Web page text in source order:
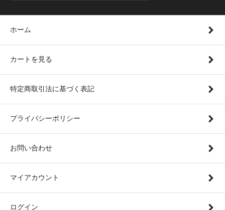
ホーム
カートを見る
特定商取引法に基づく表記
プライバシーポリシー
お問い合わせ
マイアカウント
ログイン